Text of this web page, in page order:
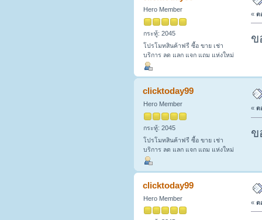
Hero Member
กระทู้: 2045
โปรโมทสินค้าฟรี ซื้อ ขาย เช่า
บริการ ลด แลก แจก แถม แห่งใหม่
« ต
ข
clicktoday99
Hero Member
กระทู้: 2045
โปรโมทสินค้าฟรี ซื้อ ขาย เช่า
บริการ ลด แลก แจก แถม แห่งใหม่
« ต
ข
clicktoday99
Hero Member
« ต